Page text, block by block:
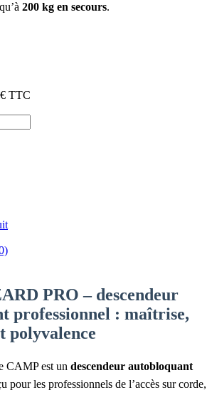
200 kg en secours.
TTC
PRO – descendeur
professionnel : maîtrise,
polyvalence
CAMP est un descendeur autobloquant
pour les professionnels de l’accès sur corde,